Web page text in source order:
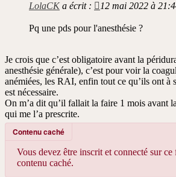
LolaCKa écrit : 12 mai 2022 à
Pq une pds pour l'anesthésie ?
Je crois que c’est obligatoire avant la
anesthésie générale), c’est pour voir la
anémiées, les RAI, enfin tout ce qu’ils ont à
est nécessaire.
On m’a dit qu’il fallait la faire 1 mois avant
qui me l’a prescrite.
Contenu caché
Vous devez être inscrit et connecté sur
contenu caché.